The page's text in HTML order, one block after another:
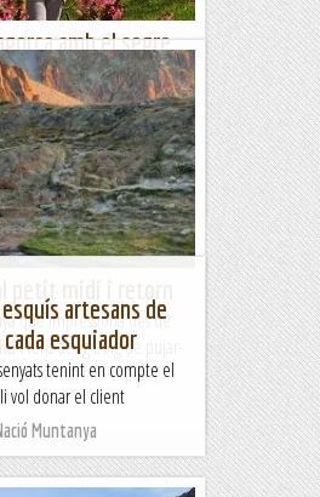
amb el segre
fet pel camí de riu de
altra variant en
a l'aiguabarreig de la...
que impressiona des de
i tens desig boig de pujar-
via normal i un cop per...
artesans de
esquiador
tenint en compte el
vol donar el client
Muntanya